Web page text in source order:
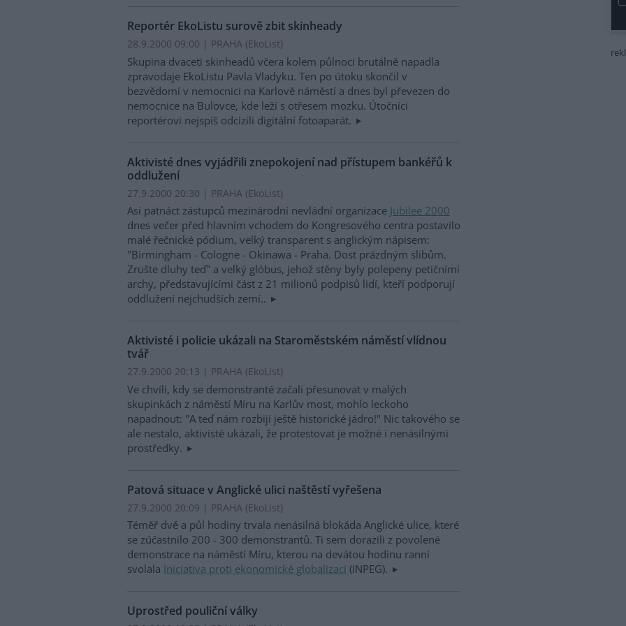
Reportér EkoListu surově zbit skinheady
28.9.2000 09:00 | PRAHA (EkoList)
Skupina dvaceti skinheadů včera kolem půlnoci brutálně napadla
zpravodaje EkoListu Pavla Vladyku. Ten po útoku skončil v
bezvědomí v nemocnici na Karlově náměstí a dnes byl převezen do
nemocnice na Bulovce, kde leží s otřesem mozku. Útočníci
reportérovi nejspíš odcizili digitální fotoaparát.
Aktivisté dnes vyjádřili znepokojení nad přístupem bankéřů k
oddlužení
27.9.2000 20:30 | PRAHA (EkoList)
Asi patnáct zástupců mezinárodní nevládní organizace Jubilee 2000
dnes večer před hlavním vchodem do Kongresového centra postavilo
malé řečnické pódium, velký transparent s anglickým nápisem:
"Birmingham - Cologne - Okinawa - Praha. Dost prázdným slibům.
Zrušte dluhy teď" a velký glóbus, jehož stěny byly polepeny petičními
archy, představujícími část z 21 milionů podpisů lidí, kteří podporují
oddlužení nejchudších zemí..
Aktivisté i policie ukázali na Staroměstském náměstí vlídnou
tvář
27.9.2000 20:13 | PRAHA (EkoList)
Ve chvíli, kdy se demonstranté začali přesunovat v malých
skupinkách z náměstí Míru na Karlův most, mohlo leckoho
napadnout: "A teď nám rozbijí ještě historické jádro!" Nic takového se
ale nestalo, aktivisté ukázali, že protestovat je možné i nenásilnými
prostředky.
Patová situace v Anglické ulici naštěstí vyřešena
27.9.2000 20:09 | PRAHA (EkoList)
Téměř dvě a půl hodiny trvala nenásilná blokáda Anglické ulice, které
se zúčastnilo 200 - 300 demonstrantů. Ti sem dorazili z povolené
demonstrace na náměstí Míru, kterou na devátou hodinu ranní
svolala Iniciativa proti ekonomické globalizaci (INPEG).
Uprostřed pouliční války